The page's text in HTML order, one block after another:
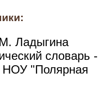
Ладыгина
словарь -
НОУ "Полярная